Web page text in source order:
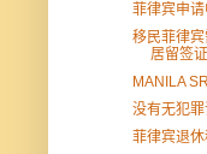
菲律宾申
移民菲律
居留签
MANILA
没有无犯罪
菲律宾退